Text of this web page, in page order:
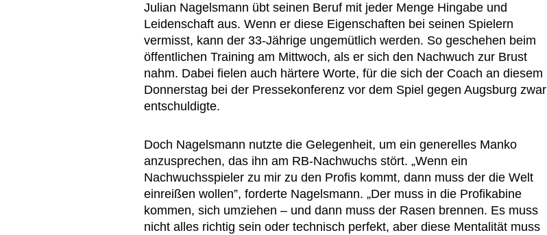
Julian Nagelsmann übt seinen Beruf mit jeder Menge Hingabe und
Leidenschaft aus. Wenn er diese Eigenschaften bei seinen Spielern
vermisst, kann der 33-Jährige ungemütlich werden. So geschehen beim
öffentlichen Training am Mittwoch, als er sich den Nachwuch zur Brust
nahm. Dabei fielen auch härtere Worte, für die sich der Coach an diesem
Donnerstag bei der Pressekonferenz vor dem Spiel gegen Augsburg zwar
entschuldigte.
Doch Nagelsmann nutzte die Gelegenheit, um ein generelles Manko
anzusprechen, das ihn am RB-Nachwuchs stört. „Wenn ein
Nachwuchsspieler zu mir zu den Profis kommt, dann muss der die Welt
einreißen wollen”, forderte Nagelsmann. „Der muss in die Profikabine
kommen, sich umziehen – und dann muss der Rasen brennen. Es muss
nicht alles richtig sein oder technisch perfekt, aber diese Mentalität muss